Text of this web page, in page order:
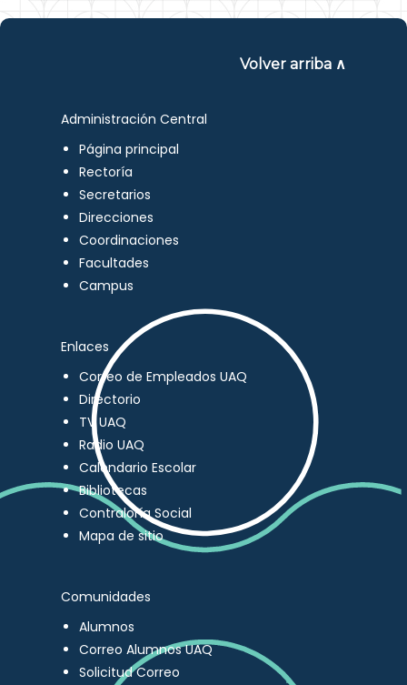
Volver arriba ∧
Administración Central
Página principal
Rectoría
Secretarios
Direcciones
Coordinaciones
Facultades
Campus
Enlaces
Correo de Empleados UAQ
Directorio
TV UAQ
Radio UAQ
Calendario Escolar
Bibliotecas
Contraloría Social
Mapa de sitio
Comunidades
Alumnos
Correo Alumnos UAQ
Solicitud Correo